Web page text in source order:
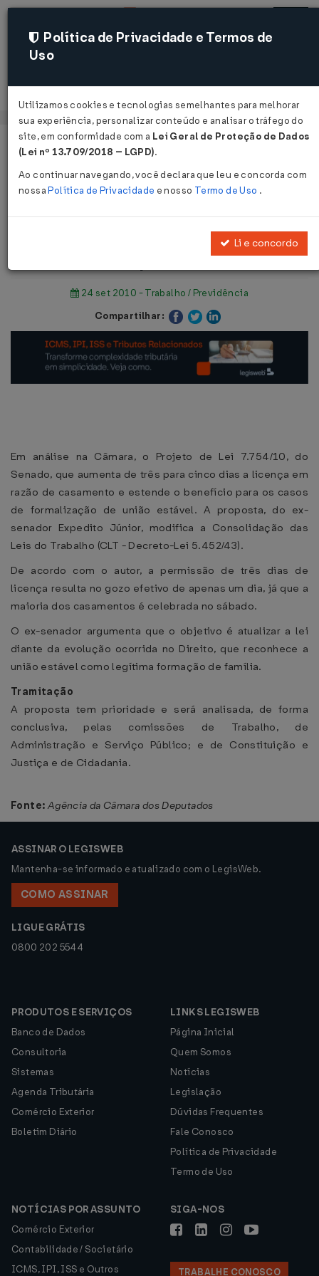
Acessar
Página Inicial
Notícias
Licença por casamento pode
aumentar para cinco dias
24 set 2010 - Trabalho / Previdência
Compartilhar:
Em análise na Câmara, o Projeto de Lei 7.754/10, do
Senado, que aumenta de três para cinco dias a licença em
razão de casamento e estende o benefício para os casos
de formalização de união estável. A proposta, do ex-
senador Expedito Júnior, modifica a Consolidação das
Leis do Trabalho (CLT - Decreto-Lei 5.452/43).
De acordo com o autor, a permissão de três dias de
licença resulta no gozo efetivo de apenas um dia, já que a
maioria dos casamentos é celebrada no sábado.
O ex-senador argumenta que o objetivo é atualizar a lei
diante da evolução ocorrida no Direito, que reconhece a
união estável como legítima formação de família.
Tramitação
A proposta tem prioridade e será analisada, de forma
conclusiva, pelas comissões de Trabalho, de
Administração e Serviço Público; e de Constituição e
Justiça e de Cidadania.
Fonte: Agência da Câmara dos Deputados
ASSINAR O LEGISWEB
Mantenha-se informado e atualizado com o LegisWeb.
COMO ASSINAR
LIGUE GRÁTIS
0800 202 5544
PRODUTOS E SERVIÇOS
Banco de Dados
Consultoria
Sistemas
Agenda Tributária
Comércio Exterior
Boletim Diário
LINKS LEGISWEB
Página Inicial
Quem Somos
Notícias
Legislação
Dúvidas Frequentes
Fale Conosco
Política de Privacidade
Termo de Uso
NOTÍCIAS POR ASSUNTO
Comércio Exterior
Contabilidade / Societário
ICMS, IPI, ISS e Outros
SIGA-NOS
TRABALHE CONOSCO
Política de Privacidade e Termos de
Uso
Utilizamos cookies e tecnologias semelhantes para melhorar
sua experiência, personalizar conteúdo e analisar o tráfego do
site, em conformidade com a Lei Geral de Proteção de Dados
(Lei nº 13.709/2018 – LGPD).
Ao continuar navegando, você declara que leu e concorda com
nossaPolítica de Privacidade e nosso Termo de Uso .
Li e concordo